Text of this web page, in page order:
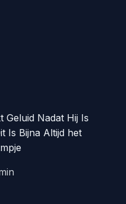
Geluid Nadat Hij Is
Is Bijna Altijd het